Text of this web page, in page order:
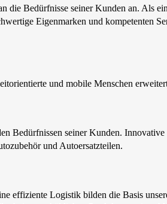
die Bedürfnisse seiner Kunden an. Als
Eigenmarken und kompetenten
und mobile Menschen
Bedürfnissen seiner Kunden. Innovative
und Autoersatzteilen.
effiziente Logistik bilden die Basis